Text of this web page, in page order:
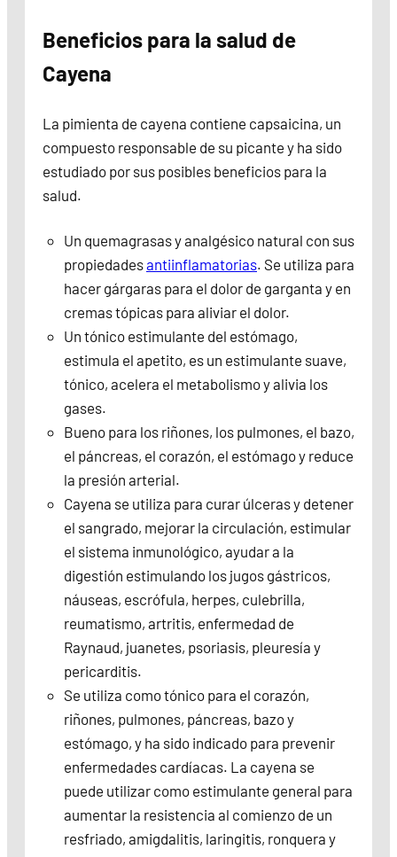
Beneficios para la salud de
Cayena
La pimienta de cayena contiene capsaicina, un
compuesto responsable de su picante y ha sido
estudiado por sus posibles beneficios para la
salud.
Un quemagrasas y analgésico natural con sus
propiedadesantiinflamatorias. Se utiliza para
hacer gárgaras para el dolor de garganta y en
cremas tópicas para aliviar el dolor.
Un tónico estimulante del estómago,
estimula el apetito, es un estimulante suave,
tónico, acelera el metabolismo y alivia los
gases.
Bueno para los riñones, los pulmones, el bazo,
el páncreas, el corazón, el estómago y reduce
la presión arterial.
Cayena se utiliza para curar úlceras y detener
el sangrado, mejorar la circulación, estimular
el sistema inmunológico, ayudar a la
digestión estimulando los jugos gástricos,
náuseas, escrófula, herpes, culebrilla,
reumatismo, artritis, enfermedad de
Raynaud, juanetes, psoriasis, pleuresía y
pericarditis.
Se utiliza como tónico para el corazón,
riñones, pulmones, páncreas, bazo y
estómago, y ha sido indicado para prevenir
enfermedades cardíacas. La cayena se
puede utilizar como estimulante general para
aumentar la resistencia al comienzo de un
resfriado, amigdalitis, laringitis, ronquera y